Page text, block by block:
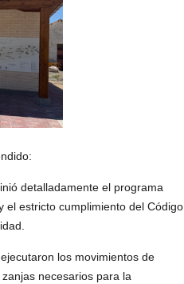
detalladamente el programa
el estricto cumplimiento del Código
los movimientos de
necesarios para la